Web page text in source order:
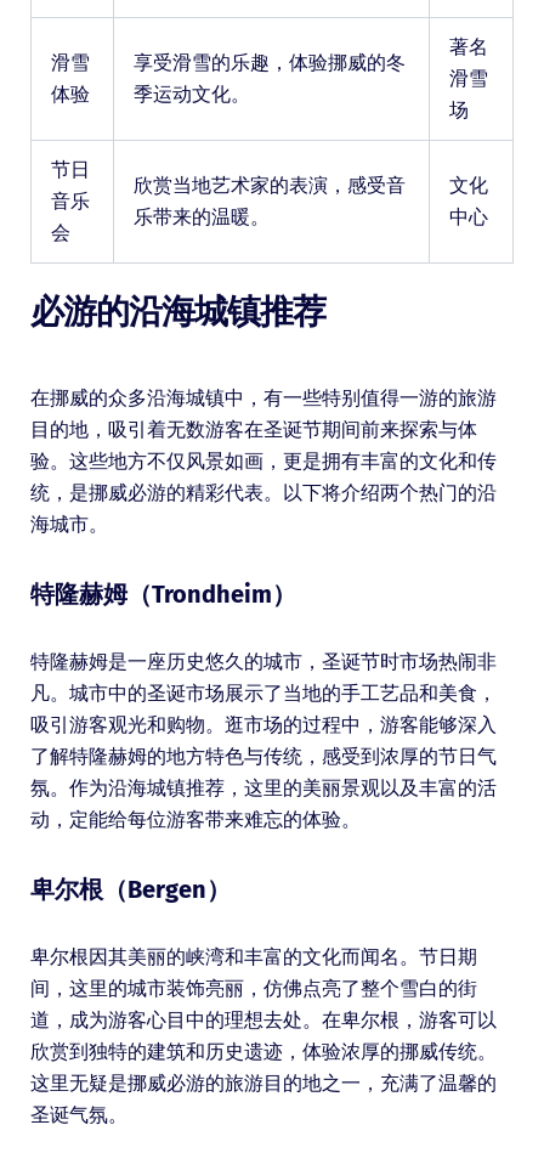
滑雪
体验
享受滑雪的乐趣，体验挪威的冬
季运动文化。
著名
滑雪
场
节日
音乐
会
欣赏当地艺术家的表演，感受音
乐带来的温暖。
文化
中心
必游的沿海城镇推荐
在挪威的众多沿海城镇中，有一些特别值得一游的旅游
目的地，吸引着无数游客在圣诞节期间前来探索与体
验。这些地方不仅风景如画，更是拥有丰富的文化和传
统，是挪威必游的精彩代表。以下将介绍两个热门的沿
海城市。
特隆赫姆（Trondheim）
特隆赫姆是一座历史悠久的城市，圣诞节时市场热闹非
凡。城市中的圣诞市场展示了当地的手工艺品和美食，
吸引游客观光和购物。逛市场的过程中，游客能够深入
了解特隆赫姆的地方特色与传统，感受到浓厚的节日气
氛。作为沿海城镇推荐，这里的美丽景观以及丰富的活
动，定能给每位游客带来难忘的体验。
卑尔根（Bergen）
卑尔根因其美丽的峡湾和丰富的文化而闻名。节日期
间，这里的城市装饰亮丽，仿佛点亮了整个雪白的街
道，成为游客心目中的理想去处。在卑尔根，游客可以
欣赏到独特的建筑和历史遗迹，体验浓厚的挪威传统。
这里无疑是挪威必游的旅游目的地之一，充满了温馨的
圣诞气氛。